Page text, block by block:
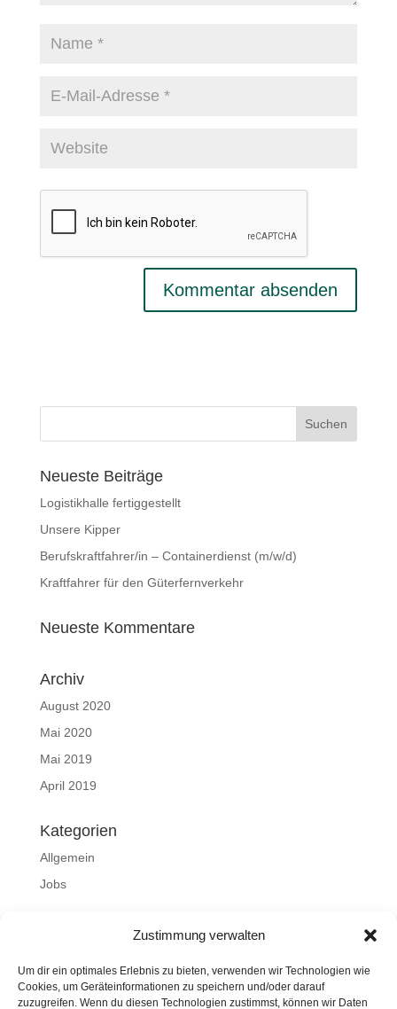
Zustimmung verwalten
Um dir ein optimales Erlebnis zu bieten, verwenden wir Technologien wie
Cookies, um Geräteinformationen zu speichern und/oder darauf
zuzugreifen. Wenn du diesen Technologien zustimmst, können wir Daten
Neueste Beiträge
Logistikhalle fertiggestellt
Unsere Kipper
Berufskraftfahrer/in – Containerdienst (m/w/d)
Kraftfahrer für den Güterfernverkehr
Neueste Kommentare
Archiv
August 2020
Mai 2020
Mai 2019
April 2019
Kategorien
Allgemein
Jobs
Eintrags-Feed